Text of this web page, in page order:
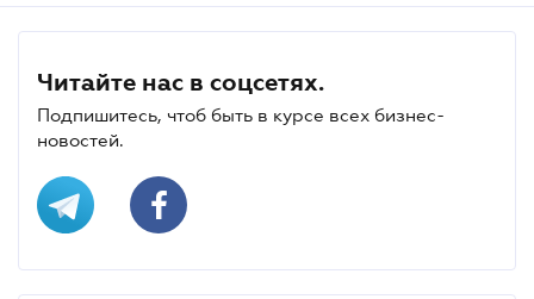
Читайте нас в соцсетях.
Подпишитесь, чтоб быть в курсе всех бизнес-
новостей.